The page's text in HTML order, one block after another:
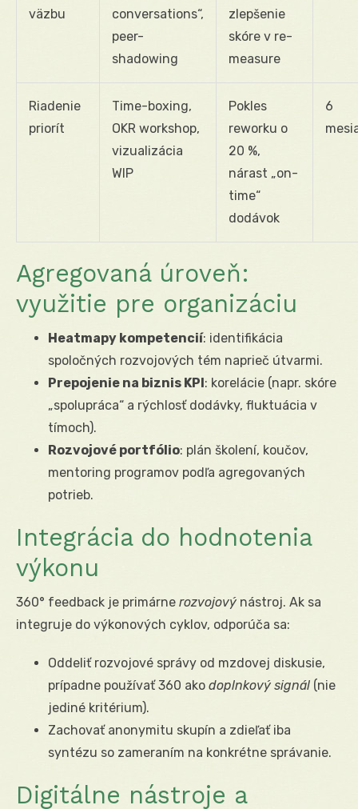
väzbu
conversations“,
peer-
shadowing
zlepšenie
skóre v re-
measure
Riadenie
priorít
Time-boxing,
OKR workshop,
vizualizácia
WIP
Pokles
reworku o
20 %,
nárast „on-
time“
dodávok
6
Agregovaná úroveň:
využitie pre organizáciu
Heatmapy kompetencií: identifikácia
spoločných rozvojových tém naprieč útvarmi.
Prepojenie na biznis KPI: korelácie (napr. skóre
„spolupráca“ a rýchlosť dodávky, fluktuácia v
tímoch).
Rozvojové portfólio: plán školení, koučov,
mentoring programov podľa agregovaných
potrieb.
Integrácia do hodnotenia
výkonu
360° feedback je primárne rozvojový nástroj. Ak sa
integruje do výkonových cyklov, odporúča sa:
Oddeliť rozvojové správy od mzdovej diskusie,
prípadne používať 360 ako doplnkový signál (nie
jediné kritérium).
Zachovať anonymitu skupín a zdieľať iba
syntézu so zameraním na konkrétne správanie.
Digitálne nástroje a